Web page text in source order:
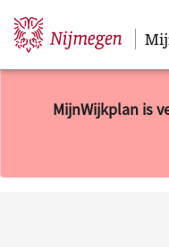
Sla navigatie over
MijnWijkplan is